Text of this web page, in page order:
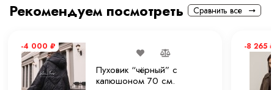
Рекомендуем посмотреть Сравнить все
-4 000 ₽
Пуховик “чёрный” с
капюшоном 70 см.
-8 265 ₽